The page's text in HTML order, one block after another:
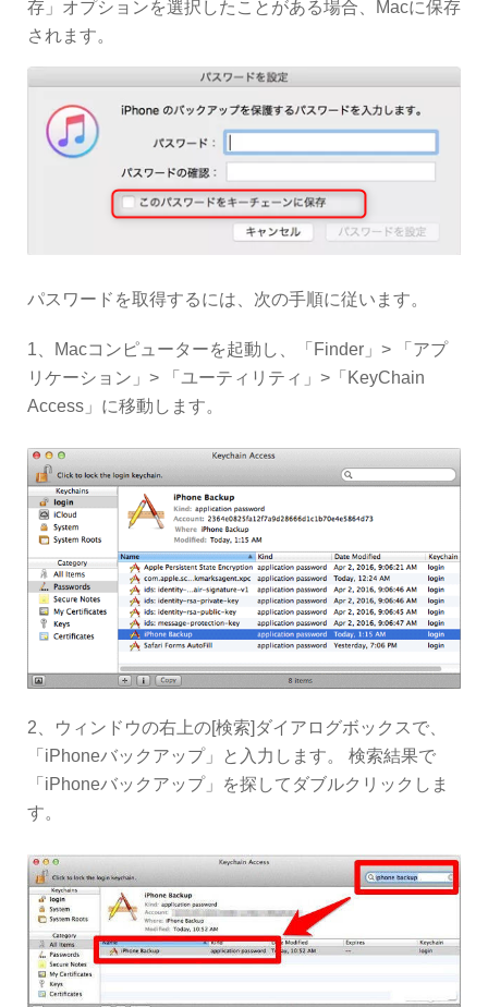
存」オプションを選択したことがある場合、Macに保存
されます。
パスワードを取得するには、次の手順に従います。
1、Macコンピューターを起動し、「Finder」> 「アプ
リケーション」> 「ユーティリティ」>「KeyChain
Access」に移動します。
2、ウィンドウの右上の[検索]ダイアログボックスで、
「iPhoneバックアップ」と入力します。 検索結果で
「iPhoneバックアップ」を探してダブルクリックしま
す。